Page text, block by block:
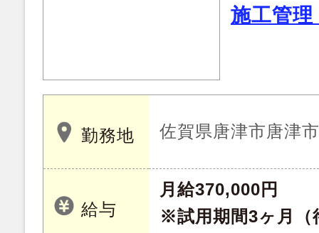
施工管
勤務地 佐賀県唐津市唐津市
給与
月給370,000円
※試用期間3ヶ月（